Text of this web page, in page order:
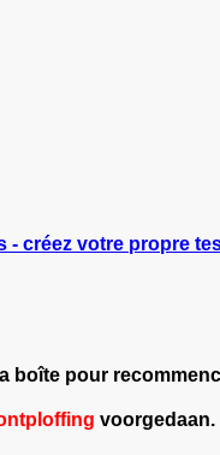
- créez votre propre
pour
voorgedaan.